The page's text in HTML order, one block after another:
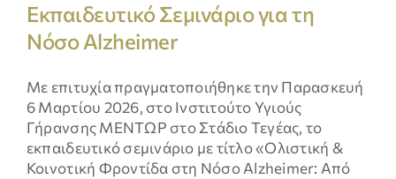
Εκπαιδευτικό Σεμινάριο για τη
Νόσο Alzheimer
Με επιτυχία πραγματοποιήθηκε την Παρασκευή
6 Μαρτίου 2026, στο Ινστιτούτο Υγιούς
Γήρανσης ΜΕΝΤΩΡ στο Στάδιο Τεγέας, το
εκπαιδευτικό σεμινάριο με τίτλο «Ολιστική &
Κοινοτική Φροντίδα στη Νόσο Alzheimer: Από
Απαραίτητα
Τα
συγκεκριμένα
cookies δεν